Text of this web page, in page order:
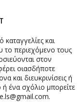
και
περιεχόμενο τους
στον
οιασδήποτε
και διευκρινίσεις ή
ένα σχόλιο μπορείτε